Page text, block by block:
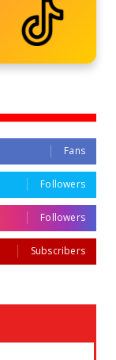
Fans
Followers
Followers
Subscribers